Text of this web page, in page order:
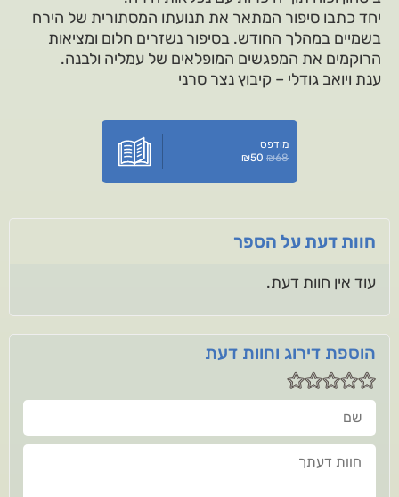
יחד כתבו סיפור המתאר את תנועתו המסתורית של הירח
בשמיים במהלך החודש. בסיפור נשזרים חלום ומציאות
הרוקמים את המפגשים המופלאים של עמליה ולבנה.
ענת ויואב גודלי – קיבוץ נצר סרני
מודפס
₪68
₪50
חוות דעת על הספר
עוד אין חוות דעת.
הוספת דירוג וחוות דעת
שם
חוות דעתך